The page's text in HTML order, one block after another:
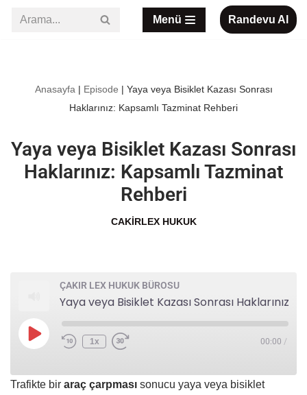
Menü Randevu Al
Anasayfa | Episode | Yaya veya Bisiklet Kazası Sonrası
Haklarınız: Kapsamlı Tazminat Rehberi
Yaya veya Bisiklet Kazası Sonrası
Haklarınız: Kapsamlı Tazminat
Rehberi
CAKIRLEX HUKUK
ÇAKIR LEX HUKUK BÜROSU
1x 00:00 /
Trafikte bir araç çarpması sonucu yaya veya bisiklet